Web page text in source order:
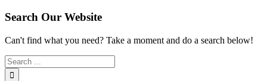
Search Our Website
Can't find what you need? Take a moment and do a search below!